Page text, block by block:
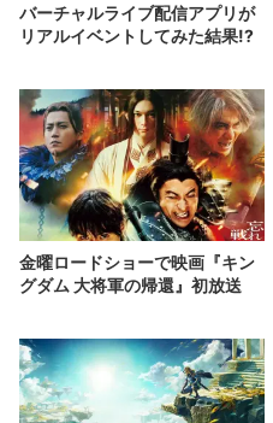
バーチャルライブ配信アプリが
リアルイベントしてみた結果!?
金曜ロードショーで映画『キン
グダム 大将軍の帰還』初放送